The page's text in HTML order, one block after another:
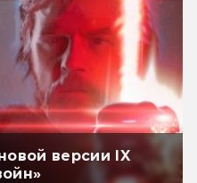
версии IX